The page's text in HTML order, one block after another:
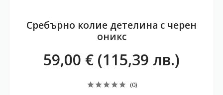
Сребърно колие детелина с черен
оникс
59,00 € (115,39 лв.)
(0)